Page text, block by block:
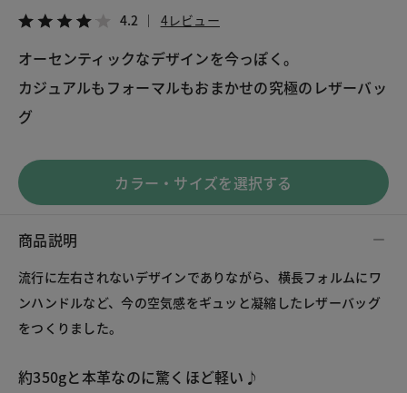
4.2 4レビュー
オーセンティックなデザインを今っぽく。
カジュアルもフォーマルもおまかせの究極のレザーバッ
グ
カラー・サイズを選択する
商品説明
流行に左右されないデザインでありながら、横長フォルムにワ
ンハンドルなど、今の空気感をギュッと凝縮したレザーバッグ
をつくりました。
約350gと本革なのに驚くほど軽い♪
LINE X メール